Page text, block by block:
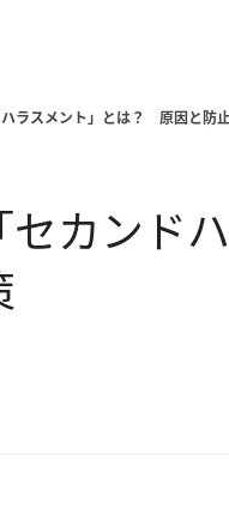
ラスメント」とは？ 原因と防
カンド